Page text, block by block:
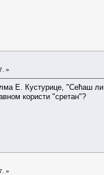
»
Е. Кустурице, "Сећаш
користи "сретан"?
»